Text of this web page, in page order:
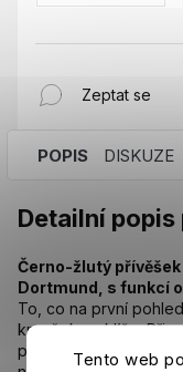
Tento web
Zeptat se
POPIS DISKUZE
Detailní popis
Černo-žlutý
Dortmund, s funkcí
To, co na první
kroužek na klíče. Při
praktický otvírák na